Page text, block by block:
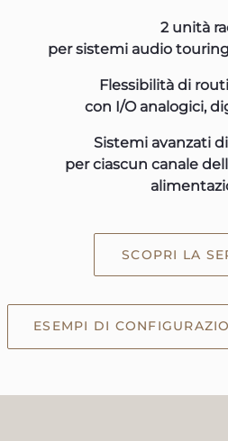
2 unità
per sistemi audio
Flessibilità di
con I/O analogici,
Sistemi avanzati
per ciascun canale
SCOPRI LA
ESEMPI DI